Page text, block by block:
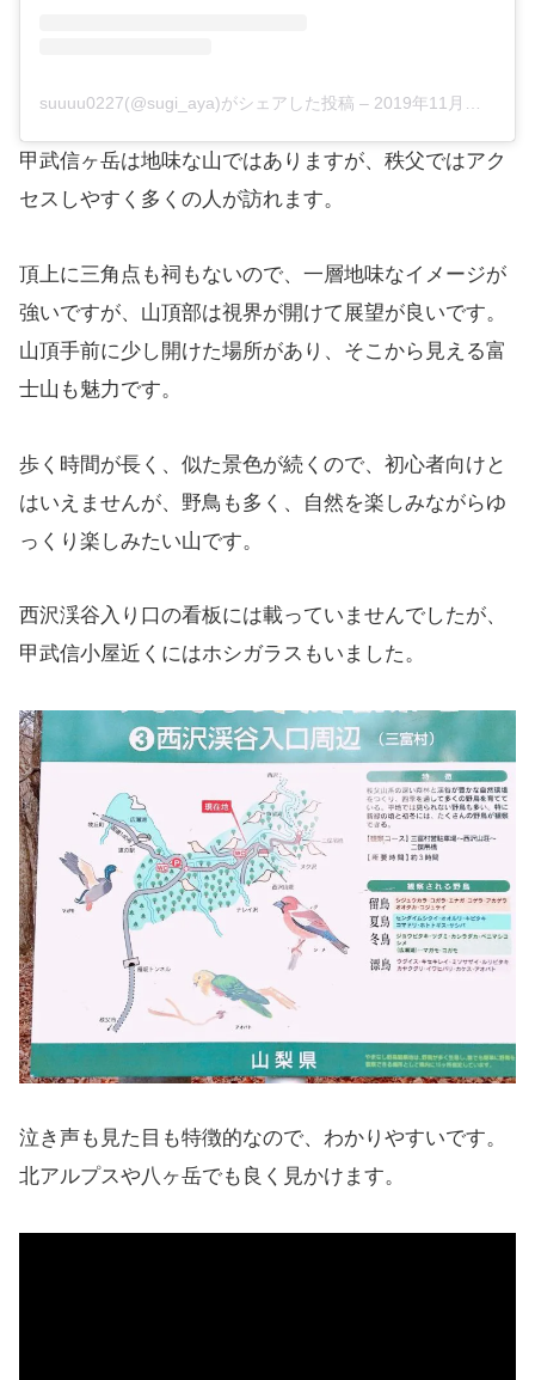
suuuu0227(@sugi_aya)がシェアした投稿 – 2019年11月月17日午前12時23分PST
甲武信ヶ岳は地味な山ではありますが、秩父ではアク
セスしやすく多くの人が訪れます。
頂上に三角点も祠もないので、一層地味なイメージが
強いですが、山頂部は視界が開けて展望が良いです。
山頂手前に少し開けた場所があり、そこから見える富
士山も魅力です。
歩く時間が長く、似た景色が続くので、初心者向けと
はいえませんが、野鳥も多く、自然を楽しみながらゆ
っくり楽しみたい山です。
西沢渓谷入り口の看板には載っていませんでしたが、
甲武信小屋近くにはホシガラスもいました。
泣き声も見た目も特徴的なので、わかりやすいです。
北アルプスや八ヶ岳でも良く見かけます。